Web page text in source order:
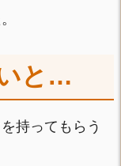
と…
持ってもらう